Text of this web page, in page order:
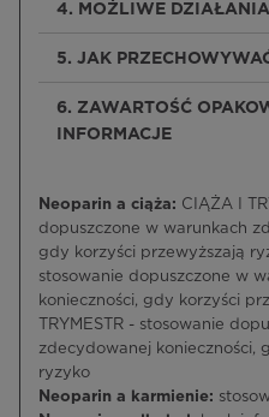
4. MOŻLIWE
5. JAK
6. ZAWARTOŚĆ
INFORMACJE
Neoparin a ciąża: CIĄŻA I
dopuszczone w warunkach
gdy korzyści przewyższają
stosowanie dopuszczone w
konieczności, gdy korzyści
TRYMESTR - stosowanie
zdecydowanej konieczności,
ryzyko
Neoparin a karmienie: